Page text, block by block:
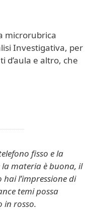
microrubrica
Investigativa, per
d’aula e altro, che
fisso e la
materia è buona, il
l’impressione di
temi possa
in rosso.